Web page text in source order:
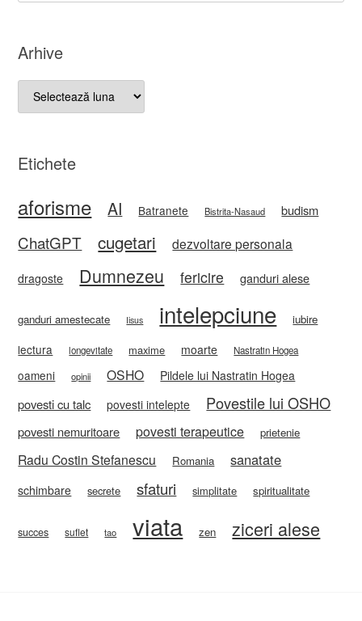
Arhive
Arhive
Etichete
aforisme AI Batranete Bistrita-Nasaud budism
ChatGPT cugetari dezvoltare personala
dragoste Dumnezeu fericire ganduri alese
ganduri amestecate Iisus intelepciune iubire
lectura longevitate maxime moarte Nastratin Hogea
oameni opinii OSHO Pildele lui Nastratin Hogea
povesti cu talc povesti intelepte Povestile lui OSHO
povesti nemuritoare povesti terapeutice prietenie
Radu Costin Stefanescu Romania sanatate
schimbare secrete sfaturi simplitate spiritualitate
succes suflet tao viata zen ziceri alese